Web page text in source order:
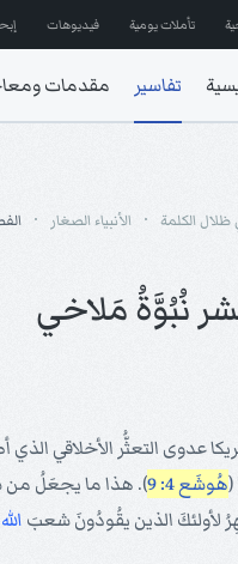
تأملات يومية فيديوهات
تفاسير مقدمات
ظلال الكلمة الأنبياء الصغار
نُبُوَّةُ مَلاخي
عدوى التعثُّر الأخلاقي
هُوشَع 4: 9 ). هذا ما يجعَلُ من
لأولئكَ الذين يقُودُونَ شعبَ الله